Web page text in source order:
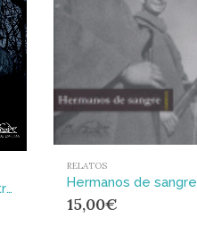
Transformación : y otros cuentos
RELATOS
Hermanos de sangre
15,00€